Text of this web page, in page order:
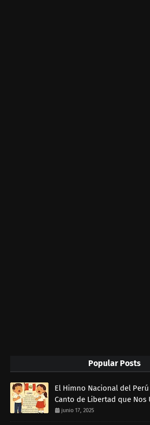
Popular Posts
El Himno Nacional del
Canto de Libertad que Nos
junio 17, 2025